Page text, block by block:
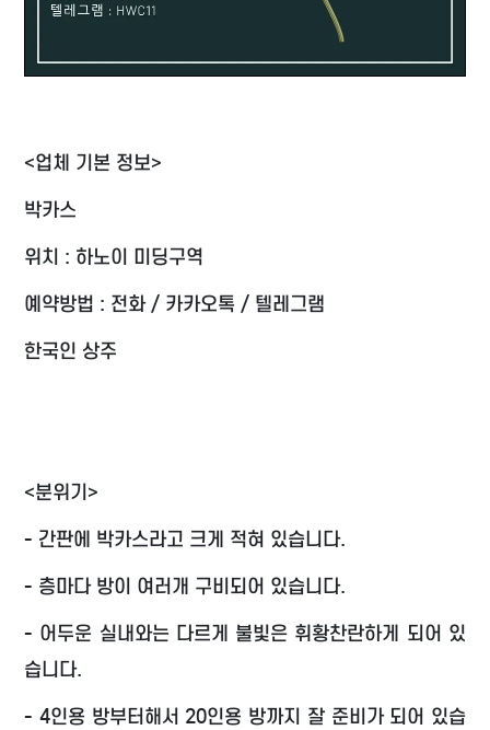
<업체 기본 정보>
박카스
위치 : 하노이 미딩구역
예약방법 : 전화 / 카카오톡 / 텔레그램
한국인 상주
<분위기>
- 간판에 박카스라고 크게 적혀 있습니다.
- 층마다 방이 여러개 구비되어 있습니다.
- 어두운 실내와는 다르게 불빛은 휘황찬란하게 되어 있
습니다.
- 4인용 방부터해서 20인용 방까지 잘 준비가 되어 있습